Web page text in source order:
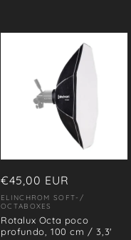
Precio
habitual
€45,00 EUR
Proveedor:
ELINCHROM SOFT-/
OCTABOXES
Rotalux Octa poco
profundo, 100 cm / 3,3'